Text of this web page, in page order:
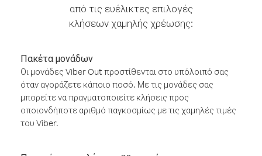
από τις ευέλικτες επιλογές
κλήσεων χαμηλής χρέωσης:
Πακέτα μονάδων
Οι μονάδες Viber Out προστίθενται στο υπόλοιπό σας
όταν αγοράζετε κάποιο ποσό. Με τις μονάδες σας
μπορείτε να πραγματοποιείτε κλήσεις προς
οποιονδήποτε αριθμό παγκοσμίως με τις χαμηλές τιμές
του Viber.